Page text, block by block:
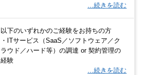
…続きを読む
以下のいずれかのご経験をお持ちの方
・ITサービス（SaaS／ソフトウェア／ク
ラウド／ハード等）の調達 or 契約管理の
経験
…続きを読む